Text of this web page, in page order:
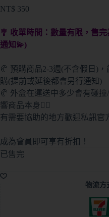
NT$ 350
🎐 收單時間：數量有限，售
通知💫)
🥐 預購商品2-3週(不含假日)
購(提前或延後都會另行通知)
🥐 外盒在運送中多少會有碰
響商品本身🙇‍♀️
有需要協助的地方歡迎私訊官
成為會員即可享有折扣！
已售完
物流方